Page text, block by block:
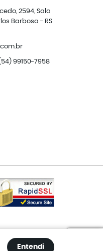
2594, Sala
Barbosa - RS
99150-7958
Entendi